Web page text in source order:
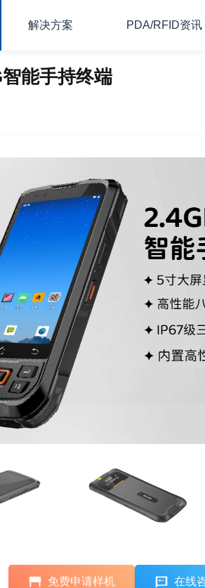
解决方案 PDA/RFID资讯
能手持终端
免费申请样机 在线